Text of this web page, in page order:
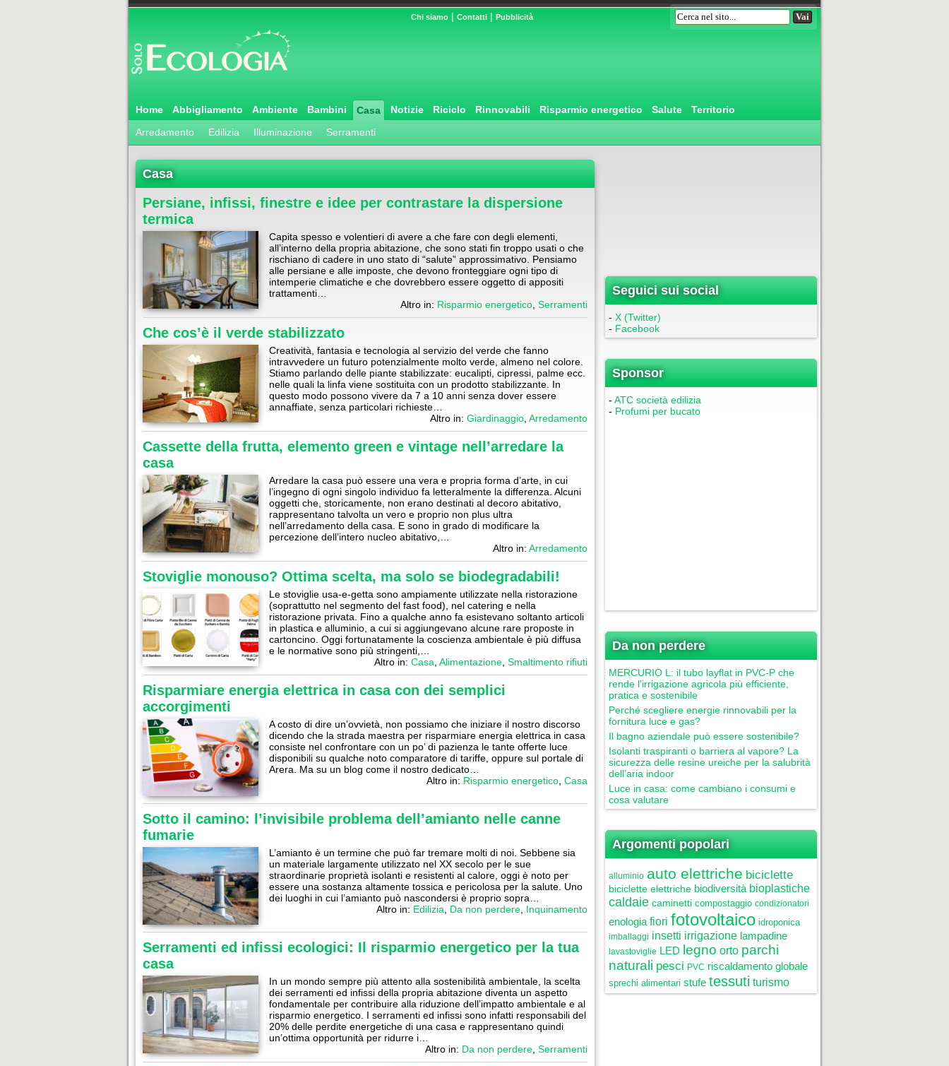
Chi siamo | Contatti | Pubblicità
Home Abbigliamento Ambiente Bambini Casa Notizie Riciclo Rinnovabili Risparmio energetico Salute
Territorio
Arredamento
Edilizia Illuminazione Serramenti
Casa
Persiane, infissi, finestre e idee per contrastare la dispersione
termica
Capita spesso e volentieri di avere a che fare con degli elementi,
all’interno della propria abitazione, che sono stati fin troppo usati o che
rischiano di cadere in uno stato di “salute” approssimativo. Pensiamo
alle persiane e alle imposte, che devono fronteggiare ogni tipo di
intemperie climatiche e che dovrebbero essere oggetto di appositi
trattamenti…
Altro in: Risparmio energetico Serramenti
Che cos’è il verde stabilizzato
Creatività, fantasia e tecnologia al servizio del verde che fanno
intravvedere un futuro potenzialmente molto verde, almeno nel colore.
Stiamo parlando delle piante stabilizzate: eucalipti, cipressi, palme ecc.
nelle quali la linfa viene sostituita con un prodotto stabilizzante. In
questo modo possono vivere da 7 a 10 anni senza dover essere
annaffiate, senza particolari richieste…
Altro in: Giardinaggio Arredamento
Cassette della frutta, elemento green e vintage nell’arredare la
casa
Arredare la casa può essere una vera e propria forma d’arte, in cui
l’ingegno di ogni singolo individuo fa letteralmente la differenza. Alcuni
oggetti che, storicamente, non erano destinati al decoro abitativo,
rappresentano talvolta un vero e proprio non plus ultra
nell’arredamento della casa. E sono in grado di modificare la
percezione dell’intero nucleo abitativo,…
Altro in: Arredamento
Stoviglie monouso? Ottima scelta, ma solo se biodegradabili!
Le stoviglie usa-e-getta sono ampiamente utilizzate nella ristorazione
(soprattutto nel segmento del fast food), nel catering e nella
ristorazione privata. Fino a qualche anno fa esistevano soltanto articoli
in plastica e alluminio, a cui si aggiungevano alcune rare proposte in
cartoncino. Oggi fortunatamente la coscienza ambientale è più diffusa
e le normative sono più stringenti,…
Altro in: Casa Alimentazione Smaltimento rifiuti
Risparmiare energia elettrica in casa con dei semplici
accorgimenti
A costo di dire un’ovvietà, non possiamo che iniziare il nostro discorso
dicendo che la strada maestra per risparmiare energia elettrica in casa
consiste nel confrontare con un po’ di pazienza le tante offerte luce
disponibili su qualche noto comparatore di tariffe, oppure sul portale di
Arera. Ma su un blog come il nostro dedicato…
Altro in: Risparmio energetico Casa
Sotto il camino: l’invisibile problema dell’amianto nelle canne
fumarie
L’amianto è un termine che può far tremare molti di noi. Sebbene sia
un materiale largamente utilizzato nel XX secolo per le sue
straordinarie proprietà isolanti e resistenti al calore, oggi è noto per
essere una sostanza altamente tossica e pericolosa per la salute. Uno
dei luoghi in cui l’amianto può nascondersi è proprio sopra…
Altro in: Edilizia Da non perdere Inquinamento
Serramenti ed infissi ecologici: Il risparmio energetico per la tua
casa
In un mondo sempre più attento alla sostenibilità ambientale, la scelta
dei serramenti ed infissi della propria abitazione diventa un aspetto
fondamentale per contribuire alla riduzione dell’impatto ambientale e al
risparmio energetico. I serramenti ed infissi sono infatti responsabili del
20% delle perdite energetiche di una casa e rappresentano quindi
un’ottima opportunità per ridurre i…
Altro in: Da non perdere Serramenti
Seguici sui social
- X (Twitter)
- Facebook
Sponsor
- ATC società edilizia
- Profumi per bucato
Da non perdere
MERCURIO L: il tubo layflat in PVC-P che
rende l’irrigazione agricola più efficiente,
pratica e sostenibile
Perché scegliere energie rinnovabili per la
fornitura luce e gas?
Il bagno aziendale può essere sostenibile?
Isolanti traspiranti o barriera al vapore? La
sicurezza delle resine ureiche per la salubrità
dell’aria indoor
Luce in casa: come cambiano i consumi e
cosa valutare
Argomenti popolari
alluminio auto elettriche biciclette
biciclette elettriche biodiversità bioplastiche
caldaie caminetti compostaggio condizionatori
enologia fiori fotovoltaico idroponica
imballaggi insetti irrigazione lampadine
lavastoviglie LED legno orto parchi
naturali pesci PVC riscaldamento globale
sprechi alimentari stufe tessuti turismo